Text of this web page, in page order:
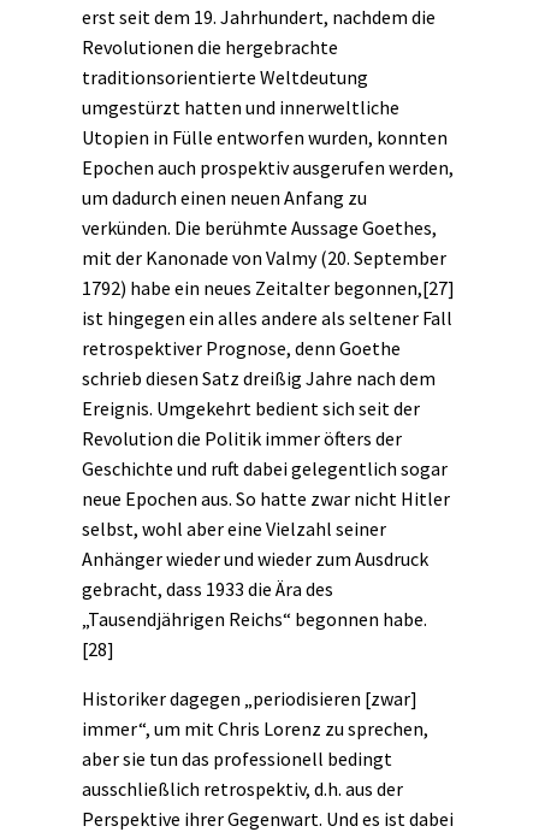
erst seit dem 19. Jahrhundert, nachdem die
Revolutionen die hergebrachte
traditionsorientierte Weltdeutung
umgestürzt hatten und innerweltliche
Utopien in Fülle entworfen wurden, konnten
Epochen auch prospektiv ausgerufen werden,
um dadurch einen neuen Anfang zu
verkünden. Die berühmte Aussage Goethes,
mit der Kanonade von Valmy (20. September
1792) habe ein neues Zeitalter begonnen,[27]
ist hingegen ein alles andere als seltener Fall
retrospektiver Prognose, denn Goethe
schrieb diesen Satz dreißig Jahre nach dem
Ereignis. Umgekehrt bedient sich seit der
Revolution die Politik immer öfters der
Geschichte und ruft dabei gelegentlich sogar
neue Epochen aus. So hatte zwar nicht Hitler
selbst, wohl aber eine Vielzahl seiner
Anhänger wieder und wieder zum Ausdruck
gebracht, dass 1933 die Ära des
„Tausendjährigen Reichs“ begonnen habe.
[28]
Historiker dagegen „periodisieren [zwar]
immer“, um mit Chris Lorenz zu sprechen,
aber sie tun das professionell bedingt
ausschließlich retrospektiv, d.h. aus der
Perspektive ihrer Gegenwart. Und es ist dabei